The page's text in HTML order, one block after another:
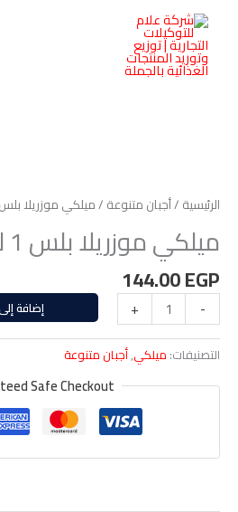
المحتوى
الرئيسية /أجبان متنوعة / ميلكي موزريلا بلس 1 ك
ميلكي موزريلا بلس 1 ك
144.00EGP
-
موزريلا
بلس
1
+
إضافة
التصنيفات: ميلكي,أجبان متنوعة
Safe Checkout
بلس